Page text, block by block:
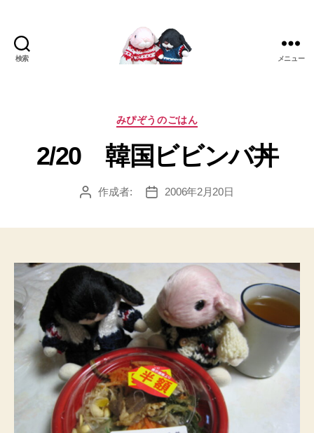
検索
ぴ
う
Blog
メニュー
カ
ゴ
リ
みぴぞうのごはん
2/20 韓国ビビンバ丼
投
作成者:
投
2006年2月20日